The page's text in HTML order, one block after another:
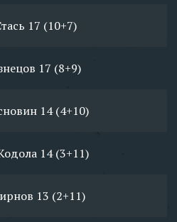
17 (10+7)
17 (8+9)
14 (4+10)
14 (3+11)
13 (2+11)